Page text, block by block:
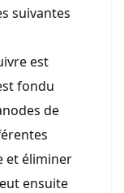
suivantes
est
fondu
de
et éliminer
ensuite